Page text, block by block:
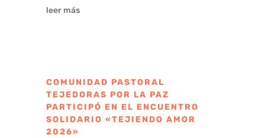
leer más
COMUNIDAD PASTORAL
TEJEDORAS POR LA PAZ
PARTICIPÓ EN EL ENCUENTRO
SOLIDARIO «TEJIENDO AMOR
2026»